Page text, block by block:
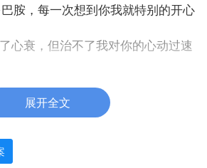
胺，每一次想到你我就特别的开心
心衰，但治不了我对你的心动过速
锁骨中线第五肋间1cm处”这是心尖
展开全文